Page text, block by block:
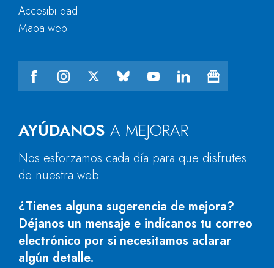
AYÚDANOS A MEJORAR
Nos esforzamos cada día para que disfrutes
de nuestra web.
¿Tienes alguna sugerencia de mejora?
Déjanos un mensaje e indícanos tu correo
electrónico por si necesitamos aclarar
algún detalle.
Accesibilidad
Mapa web